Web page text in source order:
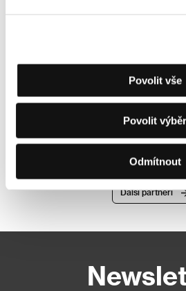
Povolit vše
Povolit výběr
Odmítnout
Další partneři